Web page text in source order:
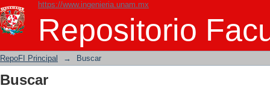
https://www.ingenieria.unam.mx
Repositorio
Buscar
RepoFI Principal → Buscar
Buscar